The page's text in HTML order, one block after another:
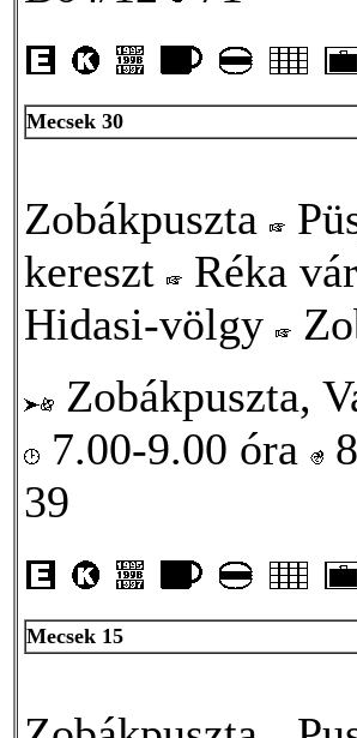
Mecsek 30
Zobákpuszta
kereszt
Réka vár
Hidasi-völgy
Zobákpuszta,
7.00-9.00 óra
39
Mecsek 15